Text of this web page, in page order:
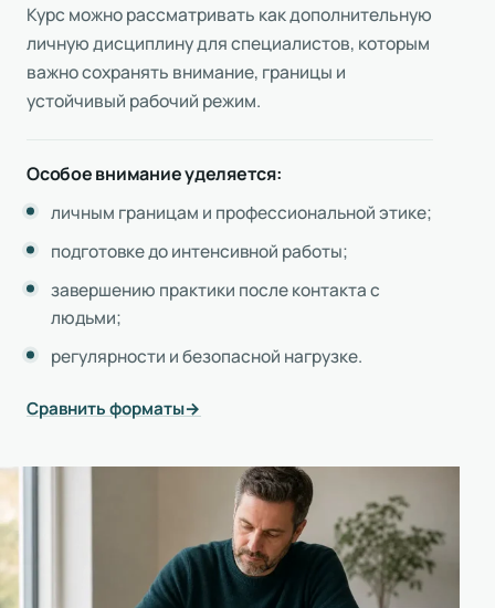
Курс можно рассматривать как дополнительную
личную дисциплину для специалистов, которым
важно сохранять внимание, границы и
устойчивый рабочий режим.
Особое внимание уделяется:
личным границам и профессиональной этике;
подготовке до интенсивной работы;
завершению практики после контакта с
людьми;
регулярности и безопасной нагрузке.
Сравнить форматы